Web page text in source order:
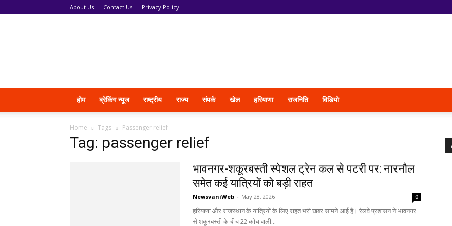
About Us Contact Us Privacy Policy
होम ब्रेकिंग न्यूज राष्ट्रीय राज्य संपर्क खेल हरियाणा राजनिति विडियो
Home Tags Passenger relief
Tag: passenger relief
भावनगर-शकूरबस्ती स्पेशल ट्रेन कल से पटरी पर: नारनौल
समेत कई यात्रियों को बड़ी राहत
NewsvaniWeb - May 28, 2026 0
हरियाणा और राजस्थान के यात्रियों के लिए राहत भरी खबर सामने आई है। रेलवे प्रशासन ने भावनगर
से शकूरबस्ती के बीच 22 कोच वाली...